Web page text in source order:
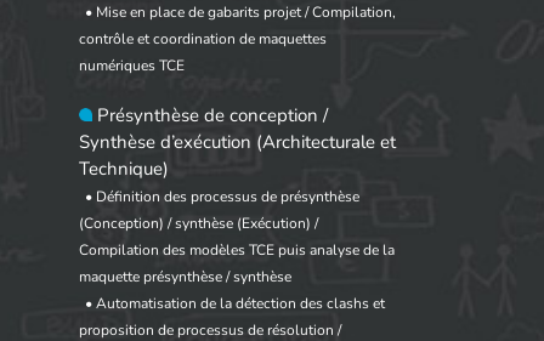
• Mise en place de gabarits projet / Compilation,
contrôle et coordination de maquettes
numériques TCE
Présynthèse de conception /
Synthèse d’exécution (Architecturale et
Technique)
• Définition des processus de présynthèse
(Conception) / synthèse (Exécution) /
Compilation des modèles TCE puis analyse de la
maquette présynthèse / synthèse
• Automatisation de la détection des clashs et
proposition de processus de résolution /